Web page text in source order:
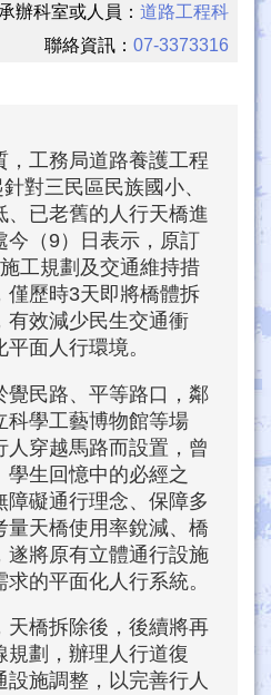
承辦科室或人員：道路工程科
聯絡資訊：07-3373316
，工務局道路養護工程
對三民區民族國小、
、已老舊的人行天橋進
今（9）日表示，原訂
工規劃及交通維持措
僅歷時3天即將橋體拆
有效減少民生交通衝
面人行環境。
覺民路、平等路口，鄰
科學工藝博物館等場
人穿越馬路而設置，曾
生回憶中的必經之
障礙通行理念、保障多
量天橋使用率銳減、橋
遂將原有立體通行設施
的平面化人行系統。
天橋拆除後，後續將再
規劃，辦理人行道復
施調整，以完善行人